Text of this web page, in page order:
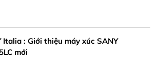
Italia : Giới thiệu máy xúc SANY
mới